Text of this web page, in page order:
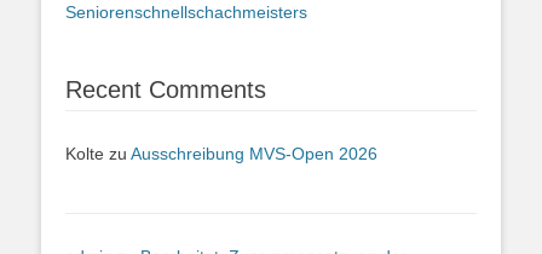
Seniorenschnellschachmeisters
Recent Comments
Kolte zu Ausschreibung MVS-Open 2026